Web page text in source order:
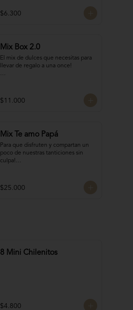
Bocado de Manjar duro
$6.300
Mix Box 2.0
El mix de dulces que necesitas para
llevar de regalo a una once!
4 Rocas Suizas by @mun_cl: Mix de
frutos secos bañados en chocolate
Naranjitas con chocolate 50 gr
$11.000
Mix Te amo Papá
Para que disfruten y compartan un
poco de nuestras tanticiones sin
culpa!
8 San Estanislao (dulce de almendra
y manjar blanco)
$25.000
8 Mini Chilenitos
$4.800